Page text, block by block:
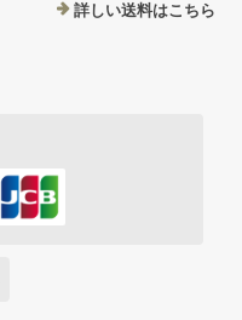
詳しい送料はこちら